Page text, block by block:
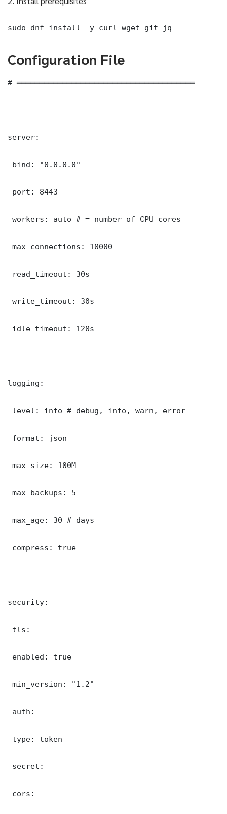
sudo dnf install -y curl wget git jq
Configuration File
# ═══════════════════════════════════════
server:
bind: "0.0.0.0"
port: 8443
workers: auto # = number of CPU cores
max_connections: 10000
read_timeout: 30s
write_timeout: 30s
idle_timeout: 120s
logging:
level: info # debug, info, warn, error
format: json
max_size: 100M
max_backups: 5
max_age: 30 # days
compress: true
security:
tls:
enabled: true
min_version: "1.2"
auth:
type: token
secret:
cors: